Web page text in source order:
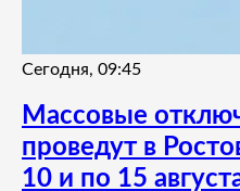
Сегодня, 09:45
Массовые
проведут в
10 и по 15